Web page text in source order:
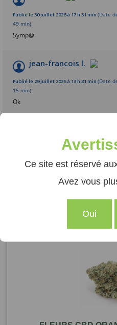
Publié le 30 juillet 2026 à 17 h 31 min (Date
49 min)
Symp@
jean-francois l.
Publié le 29 juillet 2026 à 13 h 31 min (Date
15 min)
Ok
PRODUITS
Ce site est réservé
Avez vous
Oui